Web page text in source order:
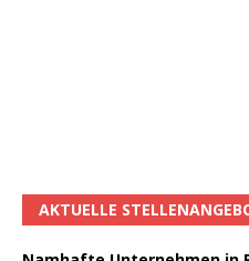
AKTUELLE